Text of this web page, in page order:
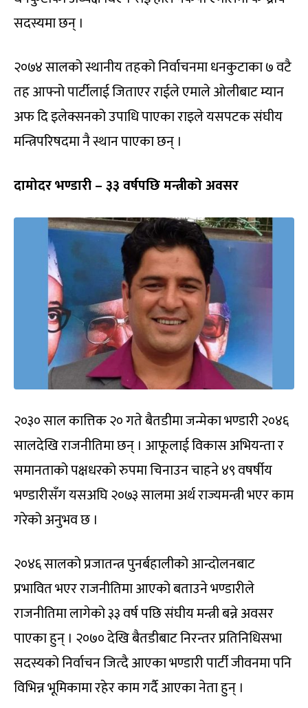
सदस्यमा छन् ।
२०७४ सालको स्थानीय तहको निर्वाचनमा धनकुटाका ७ वटै
तह आफ्नो पार्टीलाई जिताएर राईले एमाले ओलीबाट म्यान
अफ दि इलेक्सनको उपाधि पाएका राइले यसपटक संघीय
मन्त्रिपरिषदमा नै स्थान पाएका छन् ।
दामोदर भण्डारी – ३३ वर्षपछि मन्त्रीको अवसर
२०३० साल कात्तिक २० गते बैतडीमा जन्मेका भण्डारी २०४६
सालदेखि राजनीतिमा छन् । आफूलाई विकास अभियन्ता र
समानताको पक्षधरको रुपमा चिनाउन चाहने ४९ वषर्षीय
भण्डारीसँग यसअघि २०७३ सालमा अर्थ राज्यमन्त्री भएर काम
गरेको अनुभव छ ।
२०४६ सालको प्रजातन्त्र पुनर्बहालीको आन्दोलनबाट
प्रभावित भएर राजनीतिमा आएको बताउने भण्डारीले
राजनीतिमा लागेको ३३ वर्ष पछि संघीय मन्त्री बन्ने अवसर
पाएका हुन् । २०७० देखि बैतडीबाट निरन्तर प्रतिनिधिसभा
सदस्यको निर्वाचन जित्दै आएका भण्डारी पार्टी जीवनमा पनि
विभिन्न भूमिकामा रहेर काम गर्दै आएका नेता हुन् ।